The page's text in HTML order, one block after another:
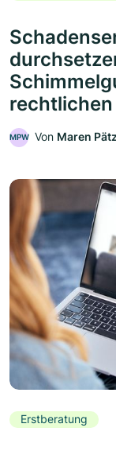
MPW Von Maren
Erstberatung